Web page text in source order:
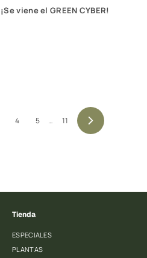
¡Se viene el GREEN CYBER!
4 5 … 11
Siguiente
Tienda
ESPECIALES
PLANTAS